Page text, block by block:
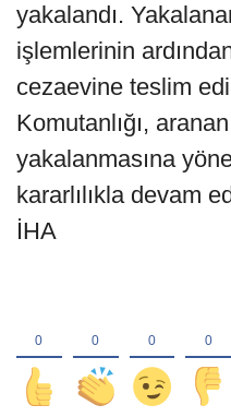
yakalandı.
işlemlerinin
cezaevine teslim
Komutanlığı,
yakalanmasına
kararlılıkla devam
İHA